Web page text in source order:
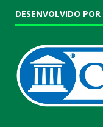
DESENVOLVIDO POR